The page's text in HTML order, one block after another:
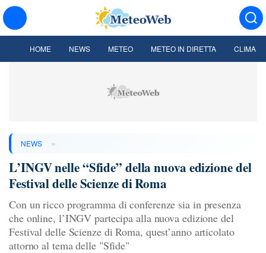
HOME NEWS METEO METEO IN DIRETTA CLIMA
NEWS »
L’INGV nelle “Sfide” della nuova edizione del
Festival delle Scienze di Roma
Con un ricco programma di conferenze sia in presenza
che online, l’INGV partecipa alla nuova edizione del
Festival delle Scienze di Roma, quest’anno articolato
attorno al tema delle "Sfide"